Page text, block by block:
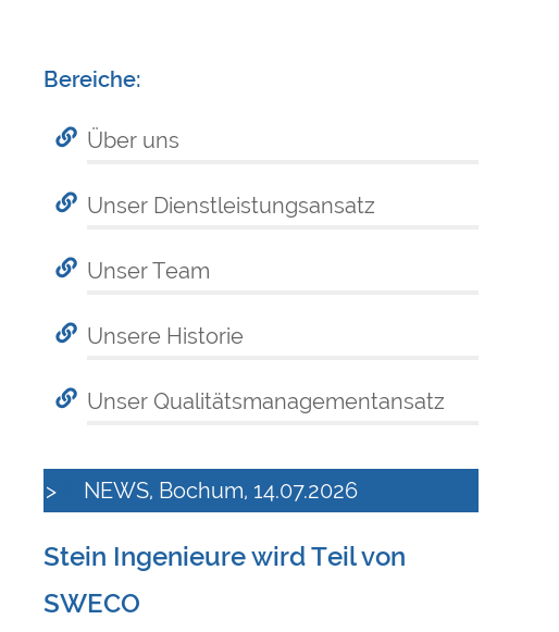
Bereiche:
Über uns
Unser Dienstleistungsansatz
Unser Team
Unsere Historie
Unser Qualitätsmanagementansatz
> NEWS, Bochum, 14.07.2026
Stein Ingenieure wird Teil von
SWECO